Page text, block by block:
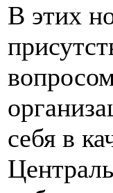
В этих
себя в